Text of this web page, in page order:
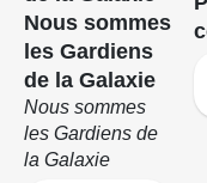
Nous sommes
les Gardiens
de la Galaxie
Nous sommes
les Gardiens de
la Galaxie